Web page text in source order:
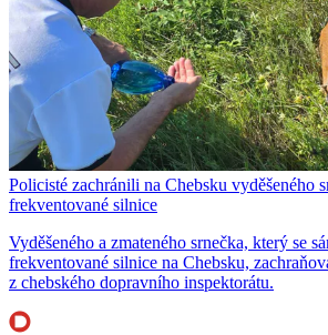
Policisté zachránili na Chebsku vyděšeného
frekventované silnice
Vyděšeného a zmateného srnečka, který se
frekventované silnice na Chebsku,
z chebského dopravního inspektorátu.